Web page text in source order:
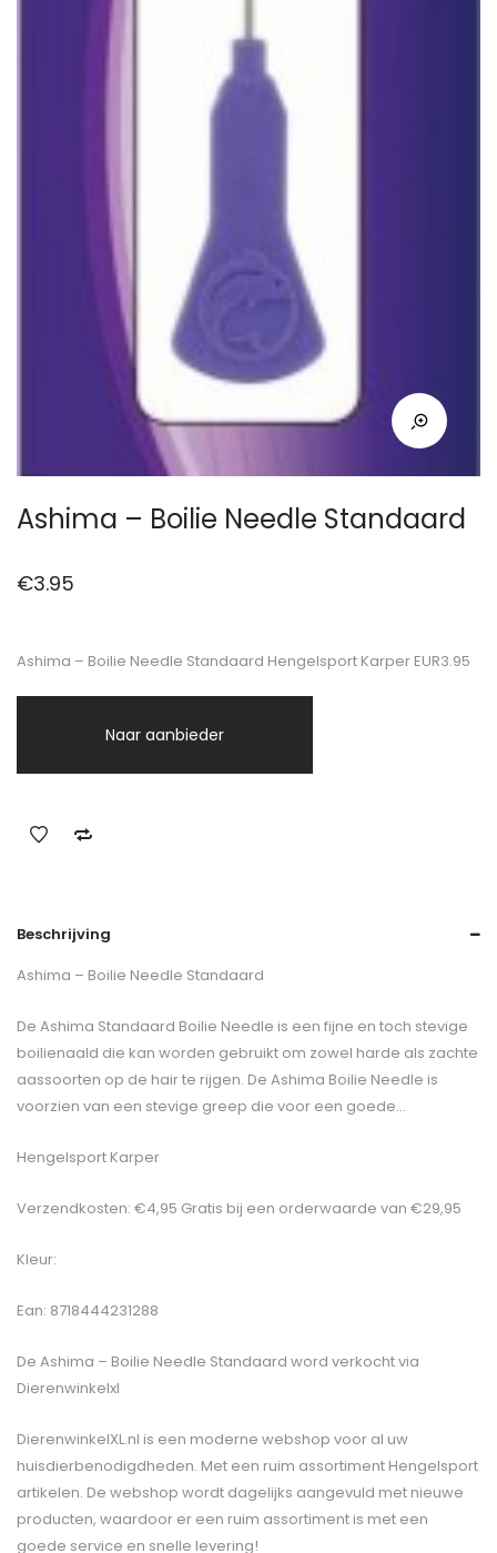
Ashima – Boilie Needle Standaard
€3.95
Ashima – Boilie Needle Standaard Hengelsport Karper EUR3.95
Naar aanbieder
Beschrijving
Ashima – Boilie Needle Standaard
De Ashima Standaard Boilie Needle is een fijne en toch stevige
boilienaald die kan worden gebruikt om zowel harde als zachte
aassoorten op de hair te rijgen. De Ashima Boilie Needle is
voorzien van een stevige greep die voor een goede…
Hengelsport Karper
Verzendkosten: €4,95 Gratis bij een orderwaarde van €29,95
Kleur:
Ean: 8718444231288
De Ashima – Boilie Needle Standaard word verkocht via
Dierenwinkelxl
DierenwinkelXL.nl is een moderne webshop voor al uw
huisdierbenodigdheden. Met een ruim assortiment Hengelsport
artikelen. De webshop wordt dagelijks aangevuld met nieuwe
producten, waardoor er een ruim assortiment is met een
goede service en snelle levering!